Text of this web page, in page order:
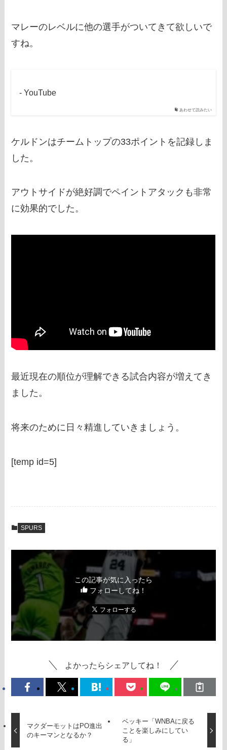
マレーのレベルに他の選手がついてきて欲しいで
すね。
あわせて読みたい
- YouTube
ケルドンはチームトップの33ポイントを記録しま
した。
アウトサイドが絶好調でペイントアタックも非常
に効果的でした。
最近現在の順位が理解できる試合内容が増えてき
ました。
将来のために日々精進していきましょう。
[temp id=5]
SPURS
この記事が気に入ったら
フォローしてね！
よかったらシェアしてね！
マクダーモットはPO進出
のキーマンとなるか？
ベッキー「WNBAに戻る
ことを楽しみにしてい
る」